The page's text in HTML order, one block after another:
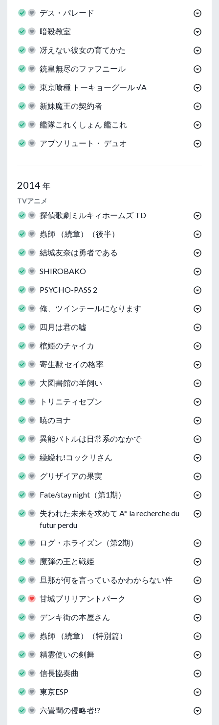
デス・パレード
暗殺教室
冴えない彼女の育てかた
銃皇無尽のファフニール
東京喰種 トーキョーグール √A
新妹魔王の契約者
艦隊これくしょん 艦これ
アブソリュート・ デュオ
2014 年
TVアニメ
探偵歌劇ミルキィホームズ TD
蟲師 （続章）（後半）
結城友奈は勇者である
SHIROBAKO
PSYCHO-PASS 2
俺、ツインテールになります
四月は君の嘘
棺姫のチャイカ
寄生獣 セイの格率
大図書館の羊飼い
トリニティセブン
暁のヨナ
異能バトルは日常系のなかで
繰繰れ!コックリさん
グリザイアの果実
Fate/stay night（第1期）
失われた未来を求めて A* la recherche du
futur perdu
ログ・ホライズン（第2期）
魔弾の王と戦姫
旦那が何を言っているかわからない件
甘城ブリリアントパーク
デンキ街の本屋さん
蟲師 （続章）（特別篇）
精霊使いの剣舞
信長協奏曲
東京ESP
六畳間の侵略者!?